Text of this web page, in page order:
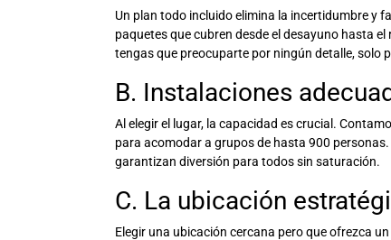
Un plan todo incluido elimina la incertidumbre y
paquetes que cubren desde el desayuno hasta
tengas que preocuparte por ningún detalle, solo
B. Instalaciones
Al elegir el lugar, la capacidad es crucial.
para acomodar a grupos de hasta 900
garantizan diversión para todos sin saturación.
C. La ubicación
Elegir una ubicación cercana pero que ofrezca